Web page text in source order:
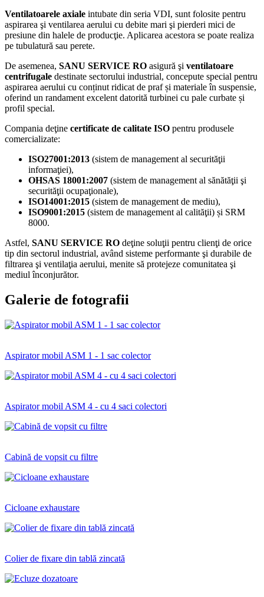
Ventilatoarele axiale intubate din seria VDI, sunt folosite pentru
aspirarea şi ventilarea aerului cu debite mari şi pierderi mici de
presiune din halele de producţie. Aplicarea acestora se poate realiza
pe tubulatură sau perete.
De asemenea, SANU SERVICE RO asigură şi ventilatoare
centrifugale destinate sectorului industrial, concepute special pentru
aspirarea aerului cu conținut ridicat de praf și materiale în suspensie,
oferind un randament excelent datorită turbinei cu pale curbate și
profil special.
Compania deţine certificate de calitate ISO pentru produsele
comercializate:
ISO27001:2013 (sistem de management al securităţii
informaţiei),
OHSAS 18001:2007 (sistem de management al sănătăţii şi
securităţii ocupaţionale),
ISO14001:2015 (sistem de management de mediu),
ISO9001:2015 (sistem de management al calităţii) și SRM
8000.
Astfel, SANU SERVICE RO deţine soluţii pentru clienţi de orice
tip din sectorul industrial, având sisteme performante şi durabile de
filtrarea şi ventilaţia aerului, menite să protejeze comunitatea şi
mediul înconjurător.
Galerie de fotografii
Aspirator mobil ASM 1 - 1 sac colector
Aspirator mobil ASM 4 - cu 4 saci colectori
Cabină de vopsit cu filtre
Cicloane exhaustare
Colier de fixare din tablă zincată